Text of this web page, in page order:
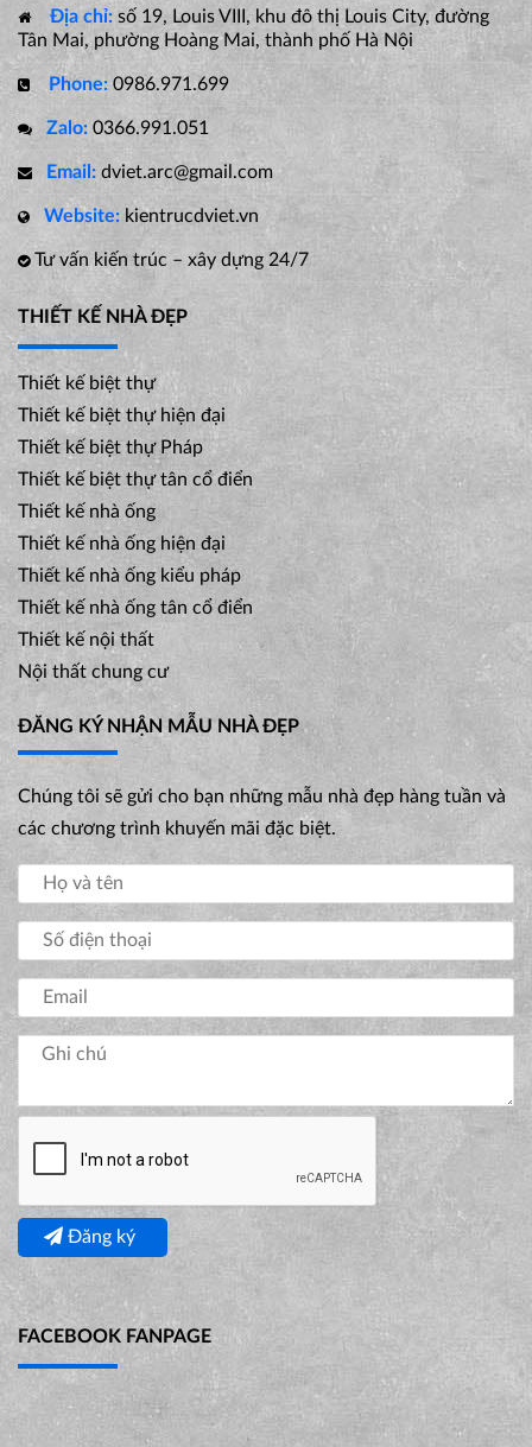
Địa chỉ: số 19, Louis VIII, khu đô thị Louis City, đường
Tân Mai, phường Hoàng Mai, thành phố Hà Nội
Phone: 0986.971.699
Zalo: 0366.991.051
Email: dviet.arc@gmail.com
Website: kientrucdviet.vn
Tư vấn kiến trúc – xây dựng 24/7
THIẾT KẾ NHÀ ĐẸP
Thiết kế biệt thự
Thiết kế biệt thự hiện đại
Thiết kế biệt thự Pháp
Thiết kế biệt thự tân cổ điển
Thiết kế nhà ống
Thiết kế nhà ống hiện đại
Thiết kế nhà ống kiểu pháp
Thiết kế nhà ống tân cổ điển
Thiết kế nội thất
Nội thất chung cư
ĐĂNG KÝ NHẬN MẪU NHÀ ĐẸP
Chúng tôi sẽ gửi cho bạn những mẫu nhà đẹp hàng tuần và
các chương trình khuyến mãi đặc biệt.
Đăng ký
FACEBOOK FANPAGE